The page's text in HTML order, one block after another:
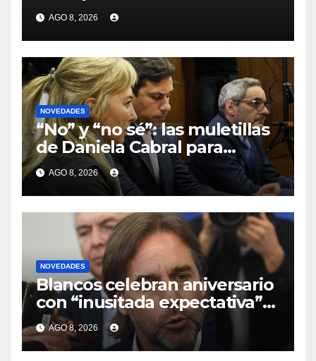
cuando EEUU acepte
condiciones de Irán
AGO 8, 2026
NOVEDADES
“No” y “no sé”: las muletillas
de Daniela Cabral para
confirmar que las decisiones
de Conexión Ganadera las
tomaba Gustavo Basso
AGO 8, 2026
NOVEDADES
Blancos celebran aniversario
con “inusitada expectativa”
por discurso de Luis Lacalle
Pou
AGO 8, 2026